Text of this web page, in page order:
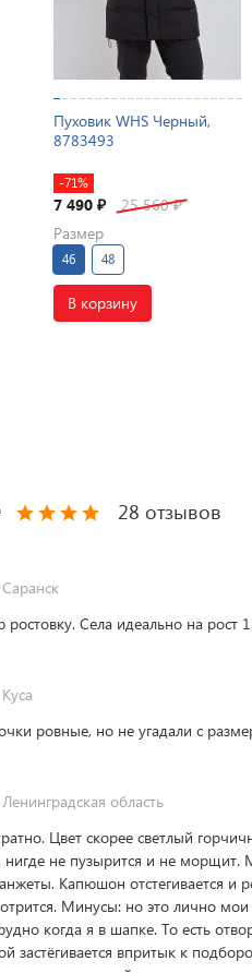
Пуховик WHS Черный,
8783493
-71%
7 490₽ 25 560₽
Размер
46 48
В корзину
28 отзывов
Села идеально на рост
ровные, но не угадали с
область
Цвет скорее светлый
нигде не пузырится и не
Капюшон отстегивается и
Минусы: но это лично мои
когда я в шапке. То есть
застёгивается впритык к